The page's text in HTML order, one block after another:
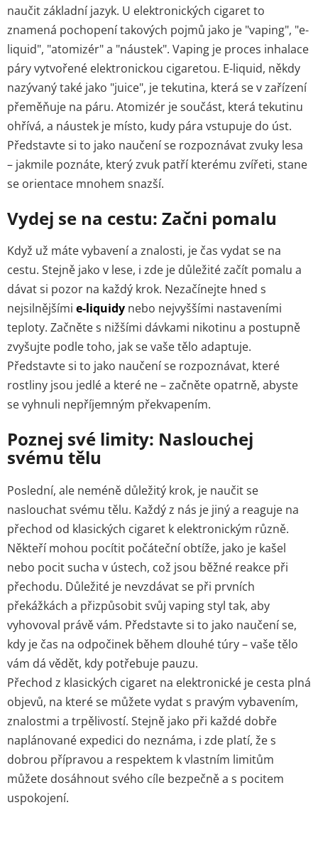
naučit základní jazyk. U elektronických cigaret to
znamená pochopení takových pojmů jako je "vaping", "e-
liquid", "atomizér" a "náustek". Vaping je proces inhalace
páry vytvořené elektronickou cigaretou. E-liquid, někdy
nazývaný také jako "juice", je tekutina, která se v zařízení
přeměňuje na páru. Atomizér je součást, která tekutinu
ohřívá, a náustek je místo, kudy pára vstupuje do úst.
Představte si to jako naučení se rozpoznávat zvuky lesa
– jakmile poznáte, který zvuk patří kterému zvířeti, stane
se orientace mnohem snazší.
Vydej se na cestu: Začni pomalu
Když už máte vybavení a znalosti, je čas vydat se na
cestu. Stejně jako v lese, i zde je důležité začít pomalu a
dávat si pozor na každý krok. Nezačínejte hned s
nejsilnějšími e-liquidy nebo nejvyššími nastaveními
teploty. Začněte s nižšími dávkami nikotinu a postupně
zvyšujte podle toho, jak se vaše tělo adaptuje.
Představte si to jako naučení se rozpoznávat, které
rostliny jsou jedlé a které ne – začněte opatrně, abyste
se vyhnuli nepříjemným překvapením.
Poznej své limity: Naslouchej
svému tělu
Poslední, ale neméně důležitý krok, je naučit se
naslouchat svému tělu. Každý z nás je jiný a reaguje na
přechod od klasických cigaret k elektronickým různě.
Někteří mohou pocítit počáteční obtíže, jako je kašel
nebo pocit sucha v ústech, což jsou běžné reakce při
přechodu. Důležité je nevzdávat se při prvních
překážkách a přizpůsobit svůj vaping styl tak, aby
vyhovoval právě vám. Představte si to jako naučení se,
kdy je čas na odpočinek během dlouhé túry – vaše tělo
vám dá vědět, kdy potřebuje pauzu.
Přechod z klasických cigaret na elektronické je cesta plná
objevů, na které se můžete vydat s pravým vybavením,
znalostmi a trpělivostí. Stejně jako při každé dobře
naplánované expedici do neznáma, i zde platí, že s
dobrou přípravou a respektem k vlastním limitům
můžete dosáhnout svého cíle bezpečně a s pocitem
uspokojení.